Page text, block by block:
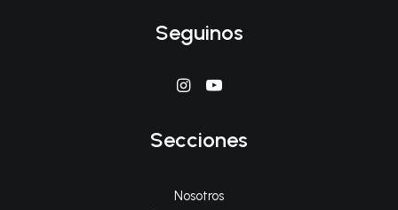
Seguinos
Secciones
Nosotros